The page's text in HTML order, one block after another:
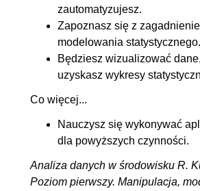
5.4. Mapy z ggplot
6. Aplikacja webowa RShiny
6.1. Prezentacja wyników w
zautomatyzujesz.
Zapoznasz się z
modelowania statystycznego.
Będziesz wizualizować
uzyskasz wykresy
Co więcej...
Nauczysz się wykonywać
dla powyższych czynności.
Analiza danych w środowisku R.
Poziom pierwszy. Manipulacja,